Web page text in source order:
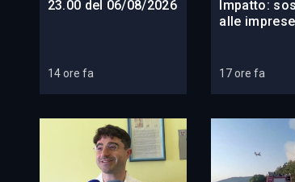
23.00 del 06/08/2026
14 ore fa
Impatto:
alle imprese
17 ore fa